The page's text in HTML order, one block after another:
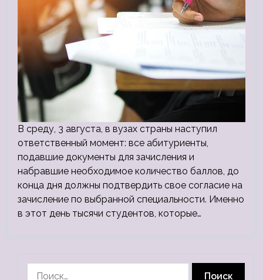
В среду, 3 августа, в вузах страны наступил
ответственный момент: все абитуриенты,
подавшие документы для зачисления и
набравшие необходимое количество баллов, до
конца дня должны подтвердить свое согласие на
зачисление по выбранной специальности. Именно
в этот день тысячи студентов, которые…